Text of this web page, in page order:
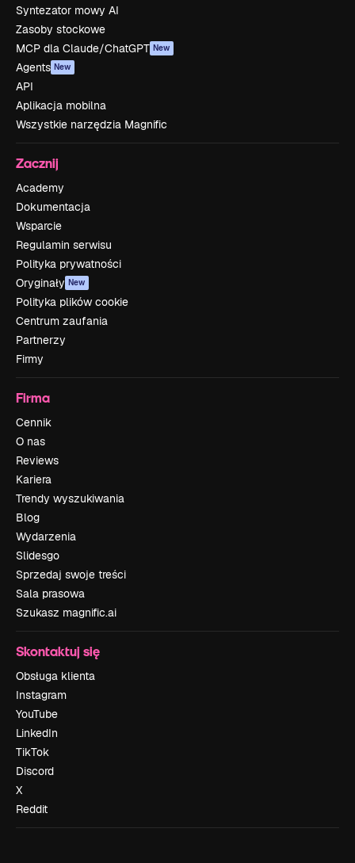
Syntezator mowy AI
Zasoby stockowe
MCP dla Claude/ChatGPT New
Agents New
API
Aplikacja mobilna
Wszystkie narzędzia Magnific
Zacznij
Academy
Dokumentacja
Wsparcie
Regulamin serwisu
Polityka prywatności
Oryginały New
Polityka plików cookie
Centrum zaufania
Partnerzy
Firmy
Firma
Cennik
O nas
Reviews
Kariera
Trendy wyszukiwania
Blog
Wydarzenia
Slidesgo
Sprzedaj swoje treści
Sala prasowa
Szukasz magnific.ai
Skontaktuj się
Obsługa klienta
Instagram
YouTube
LinkedIn
TikTok
Discord
X
Reddit